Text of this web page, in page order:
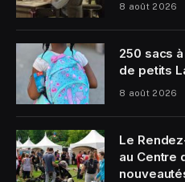
8 août 2026
250 sacs
de petits
8 août 2026
Le
au Centre